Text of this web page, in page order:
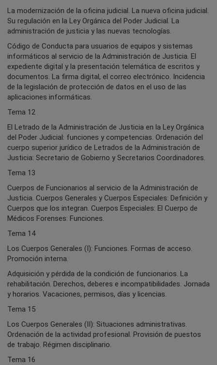
La modernización de la oficina judicial. La nueva oficina judicial.
Su regulación en la Ley Orgánica del Poder Judicial. La
administración de justicia y las nuevas tecnologías.
Código de Conducta para usuarios de equipos y sistemas
informáticos al servicio de la Administración de Justicia. El
expediente digital y la presentación telemática de escritos y
documentos. La firma digital, el correo electrónico. Incidencia
de la legislación de protección de datos en el uso de las
aplicaciones informáticas.
Tema 12
El Letrado de la Administración de Justicia en la Ley Orgánica
del Poder Judicial: funciones y competencias. Ordenación del
cuerpo superior jurídico de Letrados de la Administración de
Justicia: Secretario de Gobierno y Secretarios Coordinadores.
Tema 13
Cuerpos de Funcionarios al servicio de la Administración de
Justicia. Cuerpos Generales y Cuerpos Especiales: Definición y
Cuerpos que los integran. Cuerpos Especiales: El Cuerpo de
Médicos Forenses: Funciones.
Tema 14
Los Cuerpos Generales (I): Funciones. Formas de acceso.
Promoción interna.
Adquisición y pérdida de la condición de funcionarios. La
rehabilitación. Derechos, deberes e incompatibilidades. Jornada
y horarios. Vacaciones, permisos, días y licencias.
Tema 15
Los Cuerpos Generales (II): Situaciones administrativas.
Ordenación de la actividad profesional. Provisión de puestos
de trabajo. Régimen disciplinario.
Tema 16